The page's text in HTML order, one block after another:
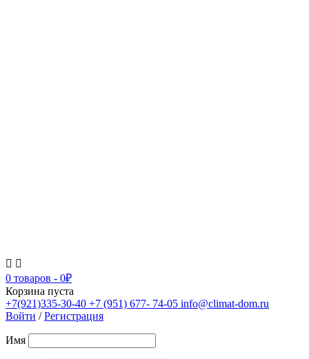
0 товаров - 0₽
Корзина пуста
+7(921)335-30-40 +7 (951) 677- 74-05 info@climat-dom.ru
Войти /Регистрация
Имя